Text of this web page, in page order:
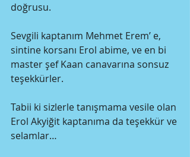
doğrusu.
Sevgili kaptanım Mehmet Erem’ e,
sintine korsanı Erol abime, ve en bi
master şef Kaan canavarına sonsuz
teşekkürler.
Tabii ki sizlerle tanışmama vesile olan
Erol Akyiğit kaptanıma da teşekkür ve
selamlar…